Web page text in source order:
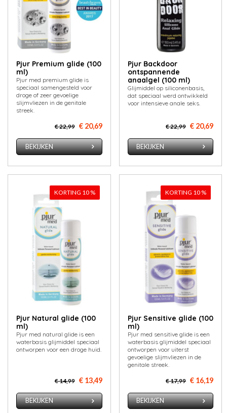
Pjur Premium glide (100
ml)
Pjur med premium glide is
speciaal samengesteld voor
droge of zeer gevoelige
slijmvliezen in de genitale
streek.
€ 22,99 € 20,69
BEKIJKEN
Pjur Backdoor
ontspannende
anaalgel (100 ml)
Glijmiddel op siliconenbasis,
dat speciaal werd ontwikkeld
voor intensieve anale seks.
€ 22,99 € 20,69
BEKIJKEN
KORTING 10 %
Pjur Natural glide (100
ml)
Pjur med natural glide is een
waterbasis glijmiddel speciaal
ontworpen voor een droge huid.
€ 14,99 € 13,49
BEKIJKEN
KORTING 10 %
Pjur Sensitive glide (100
ml)
Pjur med sensitive glide is een
waterbasis glijmiddel speciaal
ontworpen voor uiterst
gevoelige slijmvliezen in de
genitale streek.
€ 17,99 € 16,19
BEKIJKEN